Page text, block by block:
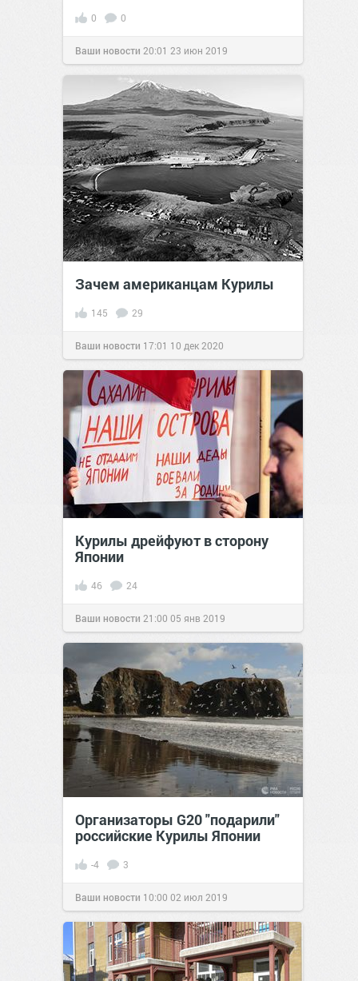
0 0
Ваши новости 20:01 23 июн 2019
Зачем американцам Курилы
145 29
Ваши новости 17:01 10 дек 2020
Курилы дрейфуют в сторону
Японии
46 24
Ваши новости 21:00 05 янв 2019
Организаторы G20 "подарили"
российские Курилы Японии
-4 3
Ваши новости 10:00 02 июл 2019